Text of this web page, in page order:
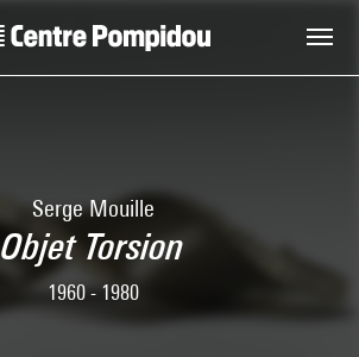
Serge Mouille
Objet Torsion
1960 - 1980